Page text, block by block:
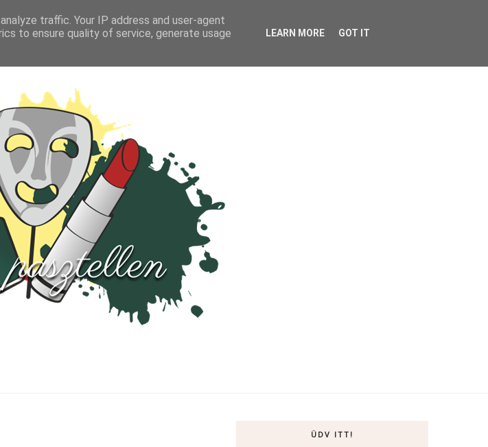
KULTÚRA VIDEÓ
ÜDV ITT!
traffic. Your IP address and user-agent
to ensure quality of service, generate usage
LEARN MORE GOT IT